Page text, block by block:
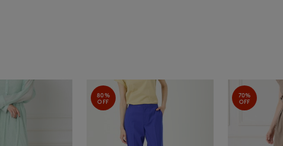
80%
OFF
70%
OFF